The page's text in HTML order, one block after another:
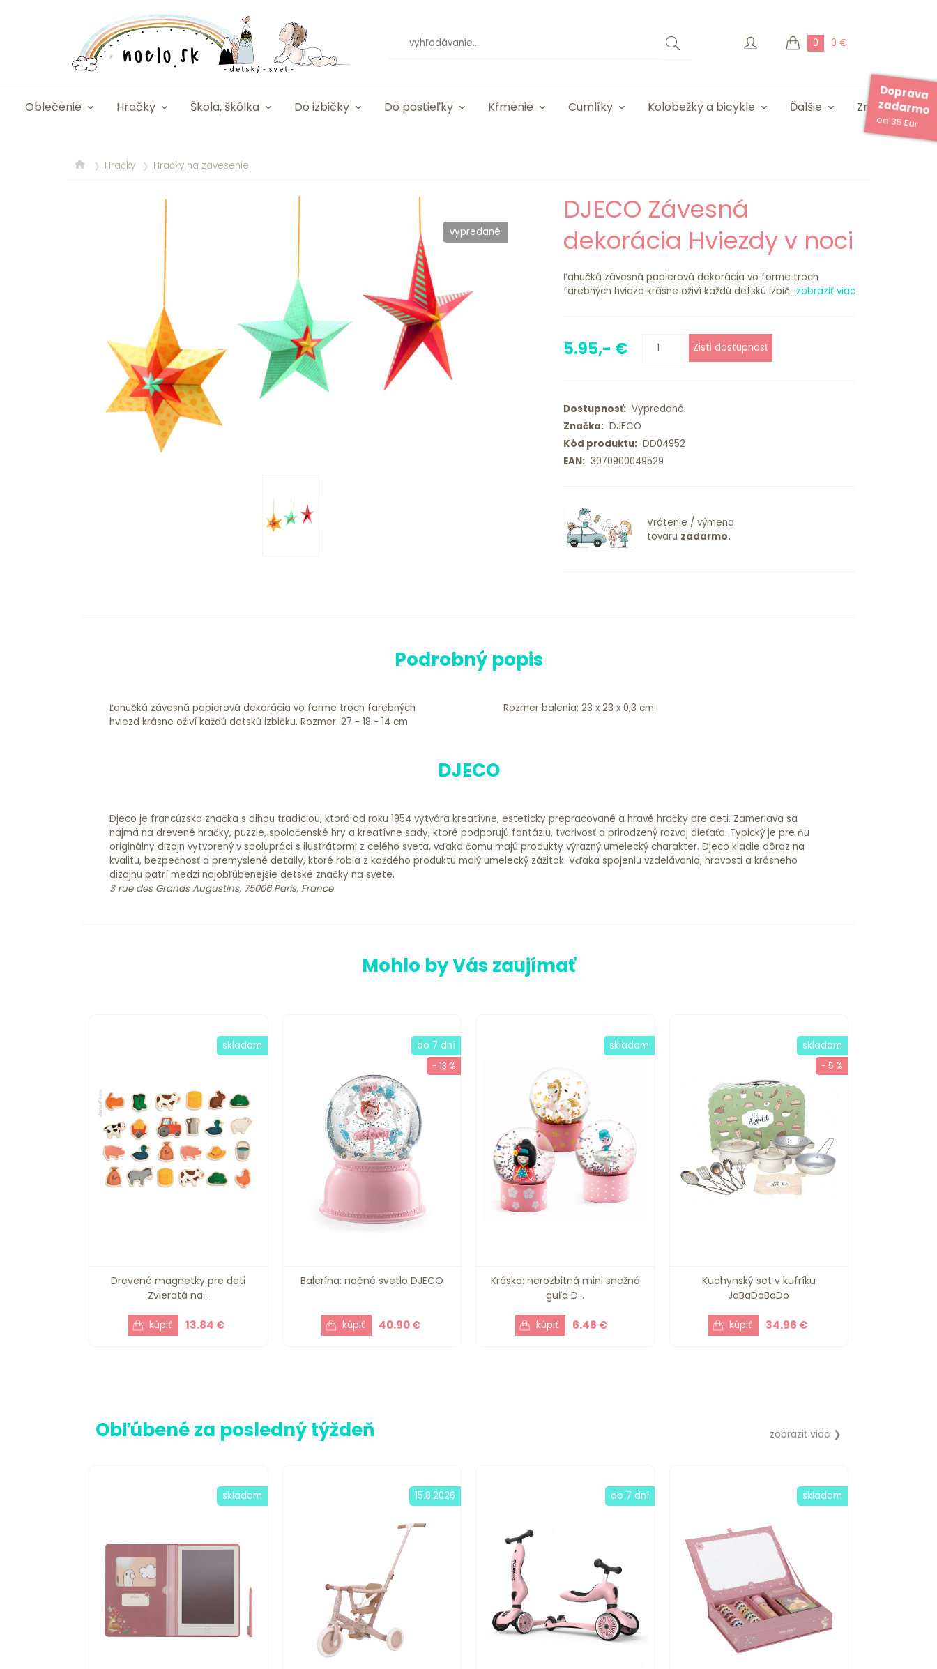
0 0 €
Doprava
zadarmo
od 35 Eur
Oblečenie Hračky Škola, škôlka Do izbičky Do postieľky Kŕmenie Cumlíky Kolobežky a bicykle Ďalšie Značky
❯ Hračky ❯ Hračky na zavesenie
vypredané
DJECO Závesná
dekorácia Hviezdy v noci
Ľahučká závesná papierová dekorácia vo forme troch
farebných hviezd krásne oživí každú detskú izbič...zobraziť viac
5.95,- €
Dostupnosť:Vypredané.
Značka:DJECO
Kód produktu:DD04952
EAN:3070900049529
Vrátenie / výmena
tovaru zadarmo.
Podrobný popis
Ľahučká závesná papierová dekorácia vo forme troch farebných
hviezd krásne oživí každú detskú izbičku. Rozmer: 27 - 18 - 14 cm
Rozmer balenia: 23 x 23 x 0,3 cm
DJECO
Djeco je francúzska značka s dlhou tradíciou, ktorá od roku 1954 vytvára kreatívne, esteticky prepracované a hravé hračky pre deti. Zameriava sa
najmä na drevené hračky, puzzle, spoločenské hry a kreatívne sady, ktoré podporujú fantáziu, tvorivosť a prirodzený rozvoj dieťaťa. Typický je pre ňu
originálny dizajn vytvorený v spolupráci s ilustrátormi z celého sveta, vďaka čomu majú produkty výrazný umelecký charakter. Djeco kladie dôraz na
kvalitu, bezpečnosť a premyslené detaily, ktoré robia z každého produktu malý umelecký zážitok. Vďaka spojeniu vzdelávania, hravosti a krásneho
dizajnu patrí medzi najobľúbenejšie detské značky na svete.
3 rue des Grands Augustins, 75006 Paris, France
Mohlo by Vás zaujímať
Drevené magnetky pre deti
Zvieratá na...
13.84 €
skladom
Balerína: nočné svetlo DJECO
40.90 €
do 7 dní
- 13 %
Kráska: nerozbitná mini snežná
guľa D...
6.46 €
skladom
Kuchynský set v kufríku
JaBaDaBaDo
34.96 €
skladom
- 5 %
Obľúbené za posledný týždeň zobraziť viac ❯
skladom 15.8.2026 do 7 dní skladom